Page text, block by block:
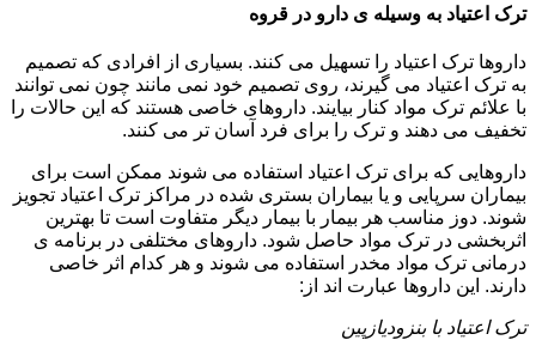
ترک اعتیاد به وسیله ی دارو در قروه
داروها ترک اعتیاد را تسهیل می کنند. بسیاری از افرادی که تصمیم
به ترک اعتیاد می گیرند، روی تصمیم خود نمی مانند چون نمی توانند
با علائم ترک مواد کنار بیایند. داروهای خاصی هستند که این حالات را
تخفیف می دهند و ترک را برای فرد آسان تر می کنند.
داروهایی که برای ترک اعتیاد استفاده می شوند ممکن است برای
بیماران سرپایی و یا بیماران بستری شده در مراکز ترک اعتیاد تجویز
شوند. دوز مناسب هر بیمار با بیمار دیگر متفاوت است تا بهترین
اثربخشی در ترک مواد حاصل شود. داروهای مختلفی در برنامه ی
درمانی ترک مواد مخدر استفاده می شوند و هر کدام اثر خاصی
دارند. این داروها عبارت اند از:
ترک اعتیاد با بنزودیازپین